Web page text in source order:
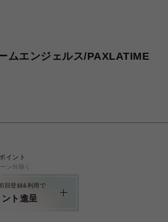
ムエンジェルス/PAXLATIME
ポイント
ン分除く
回登録&利用で
ト進呈